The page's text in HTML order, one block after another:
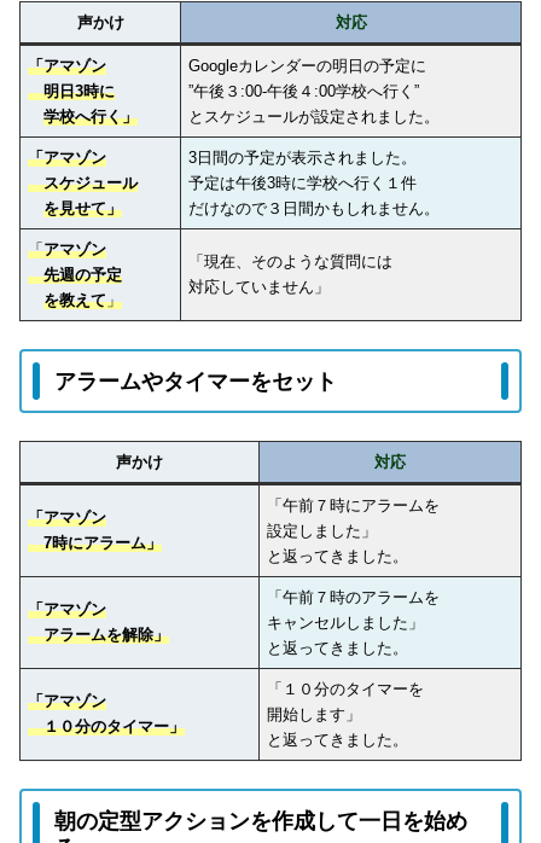
声かけ 対応
「アマゾン
明日3時に
学校へ行く」
Googleカレンダーの明日の予定に
”午後３:00-午後４:00学校へ行く”
とスケジュールが設定されました。
「アマゾン
スケジュール
を見せて」
3日間の予定が表示されました。
予定は午後3時に学校へ行く１件
だけなので３日間かもしれません。
「アマゾン
先週の予定
を教えて」
「現在、そのような質問には
対応していません」
アラームやタイマーをセット
声かけ 対応
「アマゾン
7時にアラーム」
「午前７時にアラームを
設定しました」
と返ってきました。
「アマゾン
アラームを解除」
「午前７時のアラームを
キャンセルしました」
と返ってきました。
「アマゾン
１０分のタイマー」
「１０分のタイマーを
開始します」
と返ってきました。
朝の定型アクションを作成して一日を始め